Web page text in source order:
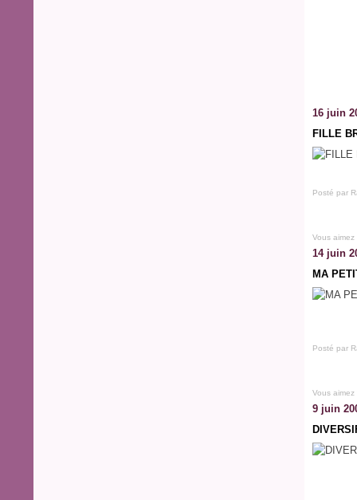
16 juin
FILLE
Posté par
Vous aimez
14 juin
MA
Posté par
Vous aimez
9 juin